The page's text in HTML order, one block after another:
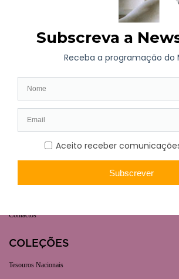
AGENDA
Exposição de Longa Duração
Programação Atual
VISITA
Horário | Bilhética
Contactos
COLEÇÕES
Tesouros Nacionais